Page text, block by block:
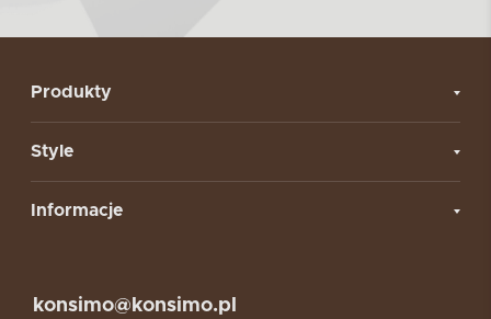
Produkty
Style
Informacje
konsimo@konsimo.pl